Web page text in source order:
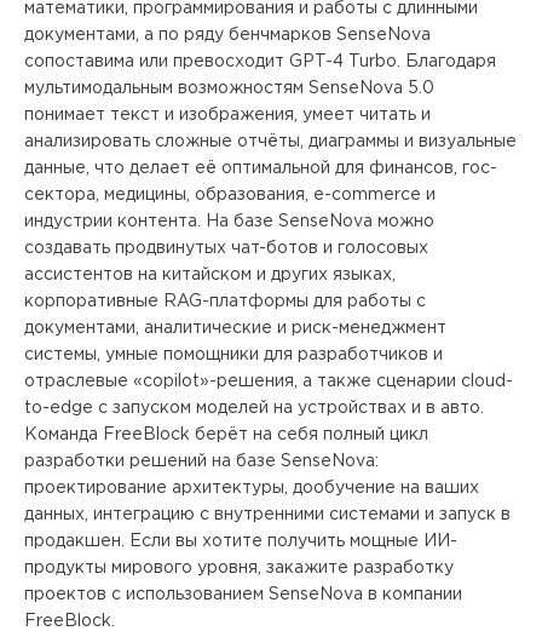
математики, программирования и работы с длинными
документами, а по ряду бенчмарков SenseNova
сопоставима или превосходит GPT-4 Turbo. Благодаря
мультимодальным возможностям SenseNova 5.0
понимает текст и изображения, умеет читать и
анализировать сложные отчёты, диаграммы и визуальные
данные, что делает её оптимальной для финансов, гос-
сектора, медицины, образования, e-commerce и
индустрии контента. На базе SenseNova можно
создавать продвинутых чат-ботов и голосовых
ассистентов на китайском и других языках,
корпоративные RAG-платформы для работы с
документами, аналитические и риск-менеджмент
системы, умные помощники для разработчиков и
отраслевые «copilot»-решения, а также сценарии cloud-
to-edge с запуском моделей на устройствах и в авто.
Команда FreeBlock берёт на себя полный цикл
разработки решений на базе SenseNova:
проектирование архитектуры, дообучение на ваших
данных, интеграцию с внутренними системами и запуск в
продакшен. Если вы хотите получить мощные ИИ-
продукты мирового уровня, закажите разработку
проектов с использованием SenseNova в компании
FreeBlock.